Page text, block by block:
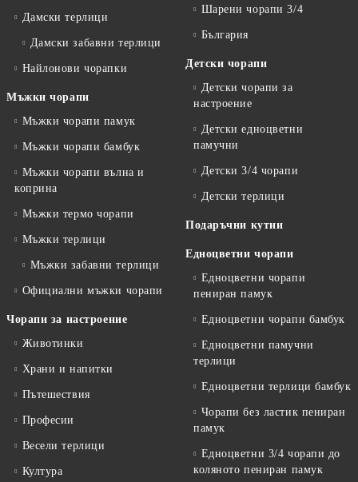
Дамски терлици
Дамски забавни терлици
Найлонови чорапки
Мъжки чорапи
Мъжки чорапи памук
Мъжки чорапи бамбук
Мъжки чорапи вълна и
коприна
Мъжки термо чорапи
Мъжки терлици
Мъжки забавни терлици
Официални мъжки чорапи
Чорапи за настроение
Животинки
Храни и напитки
Пътешествия
Професии
Весели терлици
Култура
Шарени чорапи 3/4
България
Детски чорапи
Детски чорапи за
настроение
Детски едноцветни
памучни
Детски 3/4 чорапи
Детски терлици
Подаръчни кутии
Едноцветни чорапи
Едноцветни чорапи
пениран памук
Едноцветни чорапи бамбук
Едноцветни памучни
терлици
Едноцветни терлици бамбук
Чорапи без ластик пениран
памук
Едноцветни 3/4 чорапи до
коляното пениран памук